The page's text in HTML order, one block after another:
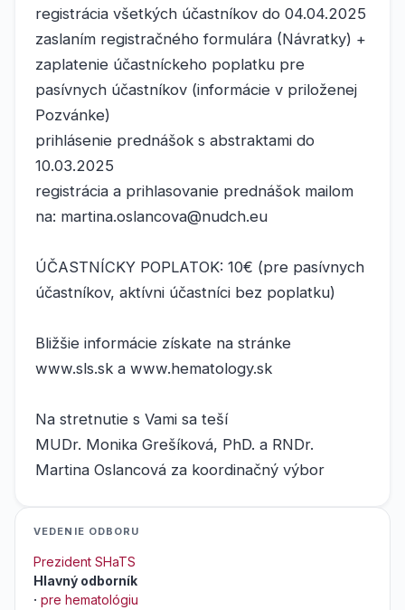
registrácia všetkých účastníkov do 04.04.2025
zaslaním registračného formulára (Návratky) +
zaplatenie účastníckeho poplatku pre
pasívnych účastníkov (informácie v priloženej
Pozvánke)
prihlásenie prednášok s abstraktami do
10.03.2025
registrácia a prihlasovanie prednášok mailom
na: martina.oslancova@nudch.eu
ÚČASTNÍCKY POPLATOK: 10€ (pre pasívnych
účastníkov, aktívni účastníci bez poplatku)
Bližšie informácie získate na stránke
www.sls.sk a www.hematology.sk
Na stretnutie s Vami sa teší
MUDr. Monika Grešíková, PhD. a RNDr.
Martina Oslancová za koordinačný výbor
VEDENIE ODBORU
Prezident SHaTS
Hlavný odborník
· pre hematológiu